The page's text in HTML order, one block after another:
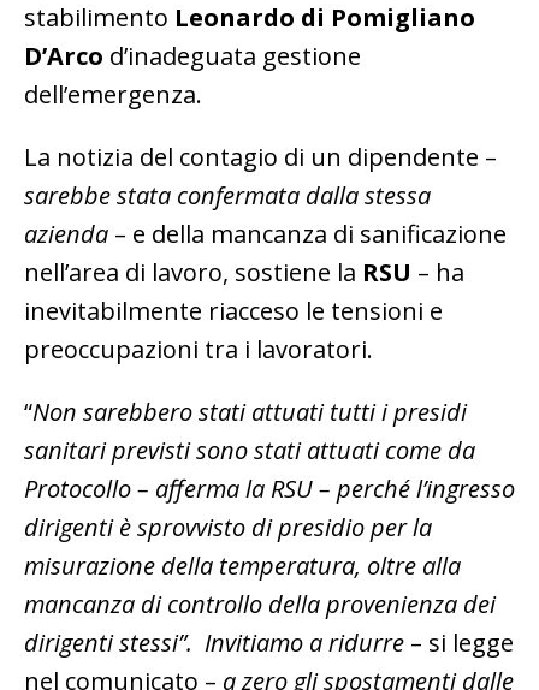
stabilimento Leonardo di Pomigliano
D’Arco d’inadeguata gestione
dell’emergenza.
La notizia del contagio di un dipendente –
sarebbe stata confermata dalla stessa
azienda – e della mancanza di sanificazione
nell’area di lavoro, sostiene la RSU – ha
inevitabilmente riacceso le tensioni e
preoccupazioni tra i lavoratori.
“Non sarebbero stati attuati tutti i presidi
sanitari previsti sono stati attuati come da
Protocollo – afferma la RSU – perché l’ingresso
dirigenti è sprovvisto di presidio per la
misurazione della temperatura, oltre alla
mancanza di controllo della provenienza dei
dirigenti stessi”. Invitiamo a ridurre – si legge
nel comunicato – a zero gli spostamenti dalle